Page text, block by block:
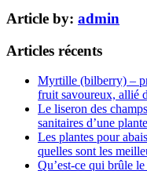
Article by: admin
Articles récents
Myrtille (bilberry) –
fruit savoureux, allié
Le liseron des
sanitaires d’une
Les plantes pour
quelles sont les
Qu’est-ce qui brûle